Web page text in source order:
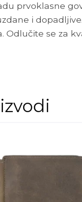
prvoklasne
i
Odlučite se za